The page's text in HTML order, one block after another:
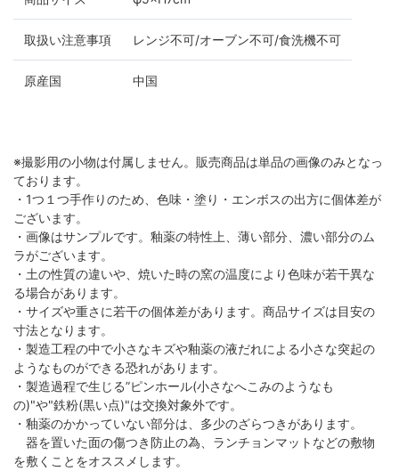
取扱い注意事項 レンジ不可/オーブン不可/食洗機不可
原産国 中国
※撮影用の小物は付属しません。販売商品は単品の画像のみとなっ
ております。
・1つ１つ手作りのため、色味・塗り・エンボスの出方に個体差が
ございます。
・画像はサンプルです。釉薬の特性上、薄い部分、濃い部分のム
ラがございます。
・土の性質の違いや、焼いた時の窯の温度により色味が若干異な
る場合があります。
・サイズや重さに若干の個体差があります。商品サイズは目安の
寸法となります。
・製造工程の中で小さなキズや釉薬の液だれによる小さな突起の
ようなものができる恐れがあります。
・製造過程で生じる”ピンホール(小さなへこみのようなも
の)"や"鉄粉(黒い点)"は交換対象外です。
・釉薬のかかっていない部分は、多少のざらつきがあります。
器を置いた面の傷つき防止の為、ランチョンマットなどの敷物
を敷くことをオススメします。